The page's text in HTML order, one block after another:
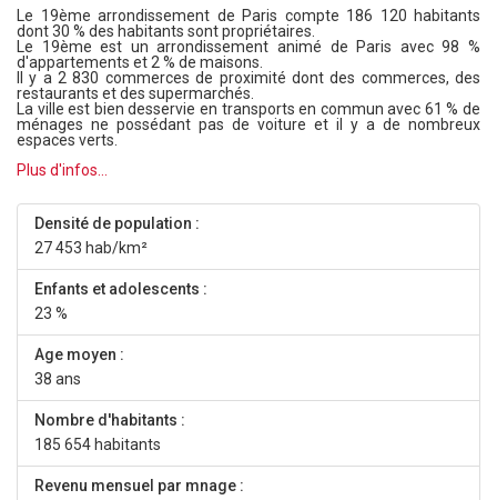
Le 19ème arrondissement de Paris compte 186 120 habitants
dont 30 % des habitants sont propriétaires.
Le 19ème est un arrondissement animé de Paris avec 98 %
d'appartements et 2 % de maisons.
Il y a 2 830 commerces de proximité dont des commerces, des
restaurants et des supermarchés.
La ville est bien desservie en transports en commun avec 61 % de
ménages ne possédant pas de voiture et il y a de nombreux
espaces verts.
Plus d'infos...
Densité de population :
27 453 hab/km²
Enfants et adolescents :
23 %
Age moyen :
38 ans
Nombre d'habitants :
185 654 habitants
Revenu mensuel par mnage :